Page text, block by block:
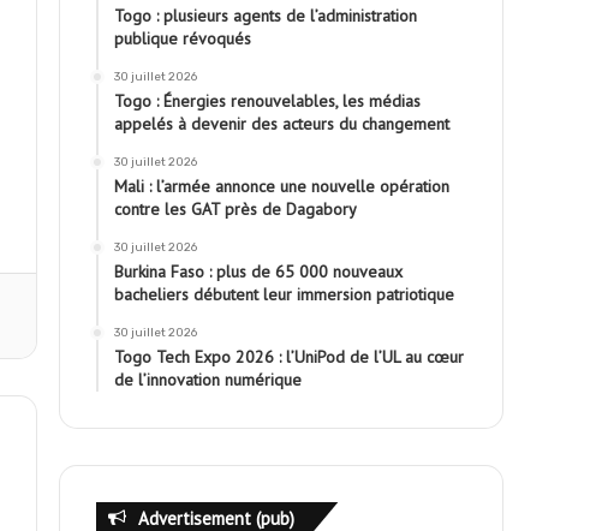
Togo : plusieurs agents de l’administration
publique révoqués
30 juillet 2026
Togo : Énergies renouvelables, les médias
appelés à devenir des acteurs du changement
30 juillet 2026
Mali : l’armée annonce une nouvelle opération
contre les GAT près de Dagabory
30 juillet 2026
Burkina Faso : plus de 65 000 nouveaux
bacheliers débutent leur immersion patriotique
30 juillet 2026
Togo Tech Expo 2026 : l’UniPod de l’UL au cœur
de l’innovation numérique
Advertisement (pub)